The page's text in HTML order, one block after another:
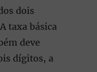
dois
taxa básica
deve
dígitos, a